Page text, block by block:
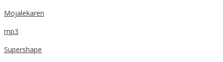
Mojalekaren
mp3
Supershape